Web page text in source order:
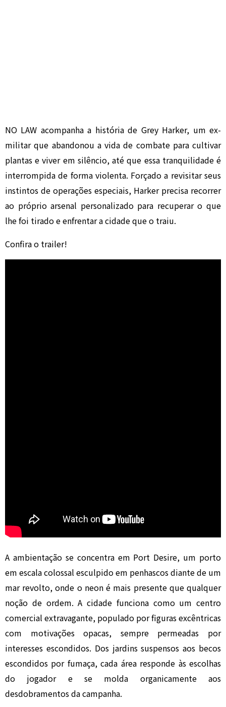
NO LAW acompanha a história de Grey Harker, um ex-
militar que abandonou a vida de combate para cultivar
plantas e viver em silêncio, até que essa tranquilidade é
interrompida de forma violenta. Forçado a revisitar seus
instintos de operações especiais, Harker precisa recorrer
ao próprio arsenal personalizado para recuperar o que
lhe foi tirado e enfrentar a cidade que o traiu.
Confira o trailer!
A ambientação se concentra em Port Desire, um porto
em escala colossal esculpido em penhascos diante de um
mar revolto, onde o neon é mais presente que qualquer
noção de ordem. A cidade funciona como um centro
comercial extravagante, populado por figuras excêntricas
com motivações opacas, sempre permeadas por
interesses escondidos. Dos jardins suspensos aos becos
escondidos por fumaça, cada área responde às escolhas
do jogador e se molda organicamente aos
desdobramentos da campanha.